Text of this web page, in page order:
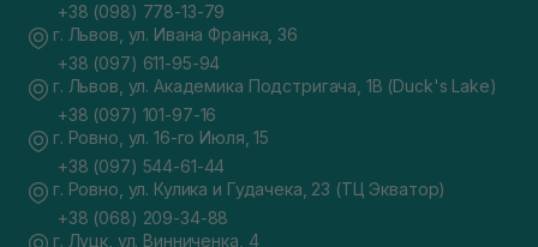
+38 (098) 778-13-79
г. Львов, ул. Ивана Франка, 36
+38 (097) 611-95-94
г. Львов, ул. Академика Подстригача, 1В (Duck's Lake)
+38 (097) 101-97-16
г. Ровно, ул. 16-го Июля, 15
+38 (097) 544-61-44
г. Ровно, ул. Кулика и Гудачека, 23 (ТЦ Экватор)
+38 (068) 209-34-88
г. Луцк, ул. Винниченка, 4